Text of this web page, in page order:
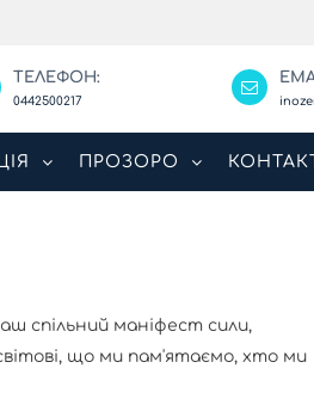
ТЕЛЕФОН:
0442500217
ПРОЗОРО
спільний маніфест сили,
що ми пам'ятаємо, хто ми